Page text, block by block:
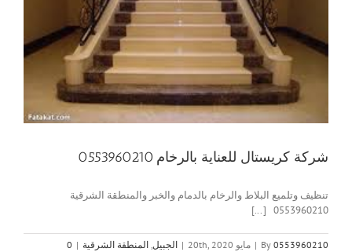
شركة كريستال للعناية بالرخام 0553960210
تنظيف وتلميع البلاط والرخام بالدمام والخبر والمنطقة الشرقية
0553960210 [...]
By 0553960210
| مايو 20th, 2020 | الجبيل, المنطقة الشرقية |
0